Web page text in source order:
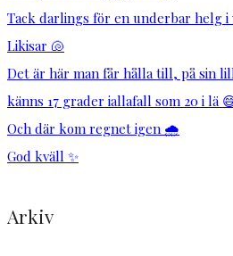
Tack darlings för en underbar helg i
Likisar 🐚
Det är här man får hålla till, på sin
känns 17 grader iallafall som 20 i lä
Och där kom regnet igen 🌧️
God kväll ✨
Arkiv